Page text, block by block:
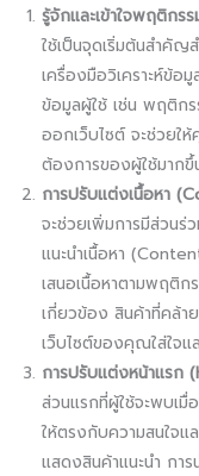
รู้จักและเข้าใจพฤติกร
ใช้เป็นจุดเริ่มต้นสำคัญ
เครื่องมือวิเคราะห์ข้อ
ข้อมูลผู้ใช้ เช่น พฤติกร
ออกเว็บไซต์ จะช่วยใ
ต้องการของผู้ใช้มากขึ้
การปรับแต่งเนื้อหา
จะช่วยเพิ่มการมีส่วนร่
แนะนำเนื้อหา
เสนอเนื้อหาตามพฤติก
เกี่ยวข้อง สินค้าที่คล้า
เว็บไซต์ของคุณใส่ใจแ
การปรับแต่งหน้าแรก
ส่วนแรกที่ผู้ใช้จะพบเมื่
ให้ตรงกับความสนใจแ
แสดงสินค้าแนะนำ กา